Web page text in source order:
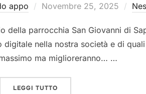
appo
Pubblicato
Novembre 25, 2025
della parrocchia San Giovanni di
digitale nella nostra società e di
ma miglioreranno… …
LEGGI TUTTO“ANALFABETISMO